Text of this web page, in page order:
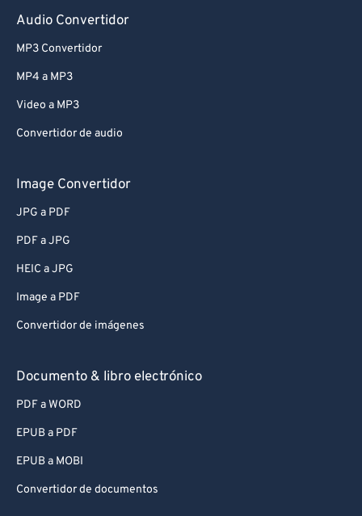
Audio Convertidor
MP3 Convertidor
MP4 a MP3
Video a MP3
Convertidor de audio
Image Convertidor
JPG a PDF
PDF a JPG
HEIC a JPG
Image a PDF
Convertidor de imágenes
Documento & libro electrónico
PDF a WORD
EPUB a PDF
EPUB a MOBI
Convertidor de documentos